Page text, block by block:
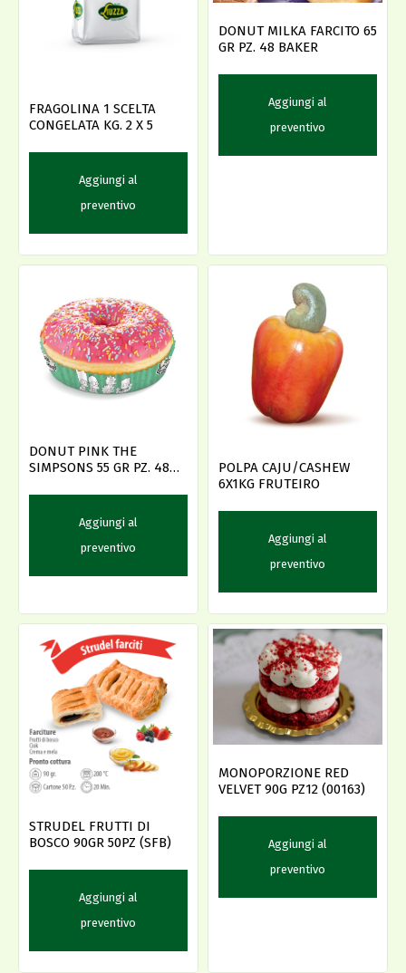
FRAGOLINA 1 SCELTA
CONGELATA KG. 2 X 5
Aggiungi al
preventivo
DONUT MILKA FARCITO 65
GR PZ. 48 BAKER
Aggiungi al
preventivo
DONUT PINK THE
SIMPSONS 55 GR PZ. 48
Aggiungi al
preventivo
POLPA CAJU/CASHEW
6X1KG FRUTEIRO
Aggiungi al
preventivo
STRUDEL FRUTTI DI
BOSCO 90GR 50PZ (SFB)
Aggiungi al
preventivo
MONOPORZIONE RED
VELVET 90G PZ12 (00163)
Aggiungi al
preventivo